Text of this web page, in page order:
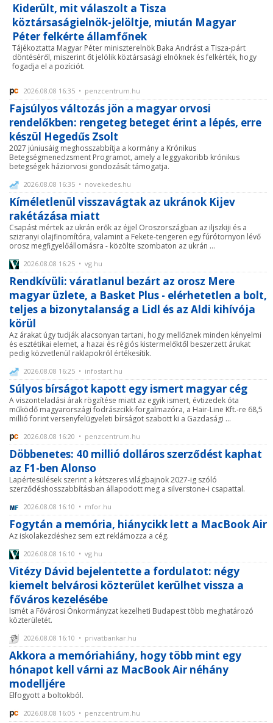
Kiderült, mit válaszolt a Tisza
köztársaságielnök-jelöltje, miután Magyar
Péter felkérte államfőnek
Tájékoztatta Magyar Péter miniszterelnök Baka Andrást a Tisza-párt
döntéséről, miszerint őt jelölik köztársasági elnöknek és felkérték, hogy
fogadja el a pozíciót.
2026.08.08 16:35 • penzcentrum.hu
Fajsúlyos változás jön a magyar orvosi
rendelőkben: rengeteg beteget érint a lépés, erre
készül Hegedűs Zsolt
2027 júniusáig meghosszabbítja a kormány a Krónikus
Betegségmenedzsment Programot, amely a leggyakoribb krónikus
betegségek háziorvosi gondozását támogatja.
2026.08.08 16:35 • novekedes.hu
Kíméletlenül visszavágtak az ukránok Kijev
rakétázása miatt
Csapást mértek az ukrán erők az éjjel Oroszországban az iljszkiji és a
szizranyi olajfinomítóra, valamint a Fekete-tengeren egy fúrótornyon lévő
orosz megfigyelőállomásra - közölte szombaton az ukrán ...
2026.08.08 16:25 • vg.hu
Rendkívüli: váratlanul bezárt az orosz Mere
magyar üzlete, a Basket Plus - elérhetetlen a bolt,
teljes a bizonytalanság a Lidl és az Aldi kihívója
körül
Az árakat úgy tudják alacsonyan tartani, hogy mellőznek minden kényelmi
és esztétikai elemet, a hazai és régiós kistermelőktől beszerzett árukat
pedig közvetlenül raklapokról értékesítik.
2026.08.08 16:25 • infostart.hu
Súlyos bírságot kapott egy ismert magyar cég
A viszonteladási árak rögzítése miatt az egyik ismert, évtizedek óta
működő magyarországi fodrászcikk-forgalmazóra, a Hair-Line Kft.-re 68,5
millió forint versenyfelügyeleti bírságot szabott ki a Gazdasági ...
2026.08.08 16:20 • penzcentrum.hu
Döbbenetes: 40 millió dolláros szerződést kaphat
az F1-ben Alonso
Lapértesülések szerint a kétszeres világbajnok 2027-ig szóló
szerződéshosszabbításban állapodott meg a silverstone-i csapattal.
2026.08.08 16:10 • mfor.hu
Fogytán a memória, hiánycikk lett a MacBook Air
Az iskolakezdéshez sem ezt reklámozza a cég.
2026.08.08 16:10 • vg.hu
Vitézy Dávid bejelentette a fordulatot: négy
kiemelt belvárosi közterület kerülhet vissza a
főváros kezelésébe
Ismét a Fővárosi Önkormányzat kezelheti Budapest több meghatározó
közterületét.
2026.08.08 16:10 • privatbankar.hu
Akkora a memóriahiány, hogy több mint egy
hónapot kell várni az MacBook Air néhány
modelljére
Elfogyott a boltokból.
2026.08.08 16:05 • penzcentrum.hu